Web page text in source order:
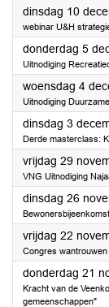
dinsdag 10
webinar U&H
donderdag 5
Uitnodiging
woensdag 4
Uitnodiging
dinsdag 3
Derde masterclass:
vrijdag 29
VNG Uitnodiging
dinsdag 26
vrijdag 22
Congres
donderdag 21
Kracht van de
gemeenschappen"